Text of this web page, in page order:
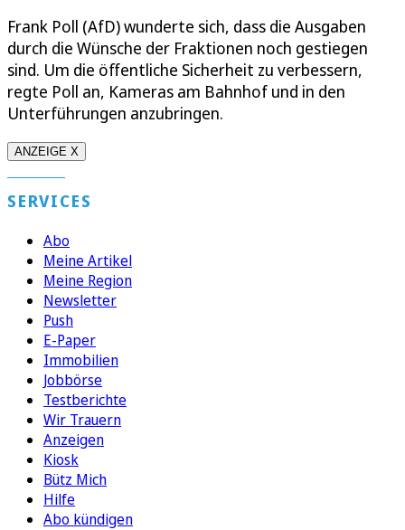
Frank Poll (AfD) wunderte sich, dass die Ausgaben
durch die Wünsche der Fraktionen noch gestiegen
sind. Um die öffentliche Sicherheit zu verbessern,
regte Poll an, Kameras am Bahnhof und in den
Unterführungen anzubringen.
ANZEIGE X
SERVICES
Abo
Meine Artikel
Meine Region
Newsletter
Push
E-Paper
Immobilien
Jobbörse
Testberichte
Wir Trauern
Anzeigen
Kiosk
Bütz Mich
Hilfe
Abo kündigen